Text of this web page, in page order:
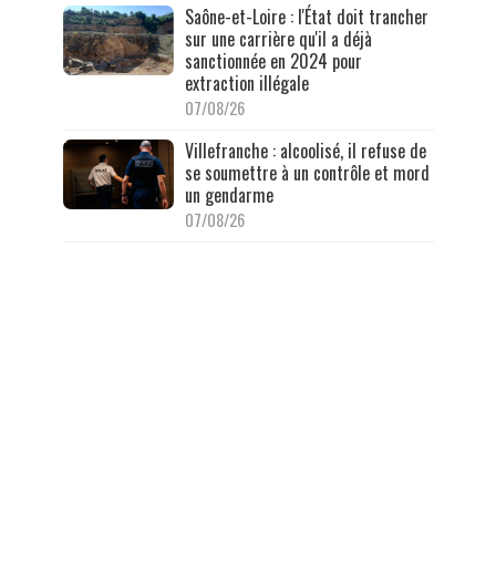
Saône-et-Loire : l'État doit trancher
sur une carrière qu'il a déjà
sanctionnée en 2024 pour
extraction illégale
07/08/26
Villefranche : alcoolisé, il refuse de
se soumettre à un contrôle et mord
un gendarme
07/08/26